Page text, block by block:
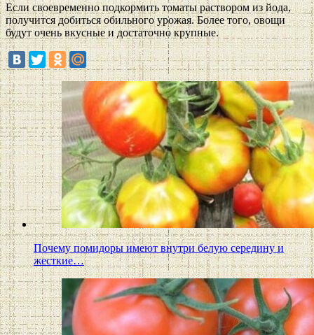
Если своевременно подкормить томаты раствором из йода,
получится добиться обильного урожая. Более того, овощи
будут очень вкусные и достаточно крупные.
Почему помидоры имеют внутри белую середину и
жесткие…